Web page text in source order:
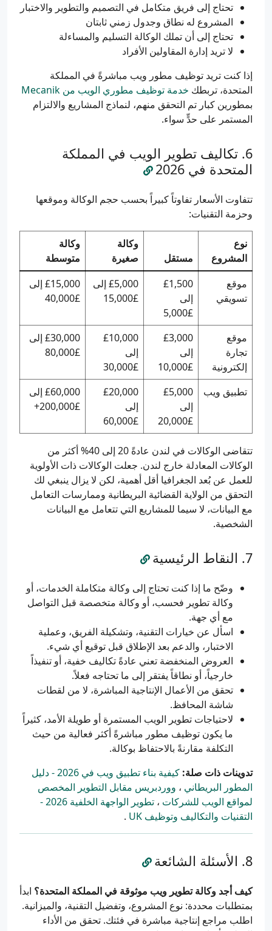
تحتاج إلى فريق متكامل في التصميم والتطوير والاختبار
المشروع له نطاق وجدول زمني ثابتان
تحتاج إلى أن تملك الوكالة التسليم والمساءلة
لا تريد إدارة المقاولين الأفراد
إذا كنت تريد توظيف مطور ويب مباشرةً في المملكة
المتحدة، تربطك خدمة توظيف مطوري الويب من Mecanik
بمطورين كبار تم التحقق منهم، لنماذج المشاريع والالتزام
المستمر على حدٍّ سواء.
تكاليف تطوير الويب في المملكة
المتحدة في 2026
تتفاوت الأسعار تفاوتاً كبيراً بحسب حجم الوكالة وموقعها
وحزمة التقنيات:
نوع
المشروع
مستقل
وكالة
صغيرة
وكالة
متوسطة
موقع
تسويقي
£1,500
إلى
£5,000
£5,000 إلى
£15,000
£15,000 إلى
£40,000
موقع
تجارة
إلكترونية
£3,000
إلى
£10,000
£10,000
إلى
£30,000
£30,000 إلى
£80,000
تطبيق ويب
£5,000
إلى
£20,000
£20,000
إلى
£60,000
£60,000 إلى
£200,000+
تتقاضى الوكالات في لندن عادةً 20 إلى 40% أكثر من
الوكالات المعادلة خارج لندن. جعلت الوكالات ذات الأولوية
للعمل عن بُعد الجغرافيا أقل أهمية، لكن لا يزال ينبغي لك
التحقق من الولاية القضائية البريطانية وممارسات التعامل
مع البيانات، لا سيما للمشاريع التي تتعامل مع البيانات
الشخصية.
النقاط الرئيسية
وضّح ما إذا كنت تحتاج إلى وكالة متكاملة الخدمات، أو
وكالة تطوير فحسب، أو وكالة متخصصة قبل التواصل
مع أي جهة.
اسأل عن خيارات التقنية، وتشكيلة الفريق، وعملية
الاختبار، والدعم بعد الإطلاق قبل توقيع أي شيء.
العروض المنخفضة تعني عادةً تكاليف خفية، أو تنفيذاً
خارجياً، أو نطاقاً يفتقر إلى ما تحتاجه فعلاً.
تحقق من الأعمال الإنتاجية المباشرة، لا من لقطات
شاشة المحافظ.
لاحتياجات تطوير الويب المستمرة أو طويلة الأمد، كثيراً
ما يكون توظيف مطور مباشرةً أكثر فعالية من حيث
التكلفة مقارنةً بالاحتفاظ بوكالة.
تدوينات ذات صلة:
كيفية بناء تطبيق ويب في 2026 - دليل
المطور البريطاني ، ووردبريس مقابل التطوير المخصص
لمواقع الويب للشركات ،
تطوير الواجهة الخلفية 2026 -
التقنيات والتكاليف وتوظيف UK
.
الأسئلة الشائعة
كيف أجد وكالة تطوير ويب موثوقة في المملكة المتحدة؟ ابدأ
بمتطلبات محددة: نوع المشروع، وتفضيل التقنية، والميزانية.
اطلب مراجع إنتاجية مباشرة في فئتك. تحقق من الأداء